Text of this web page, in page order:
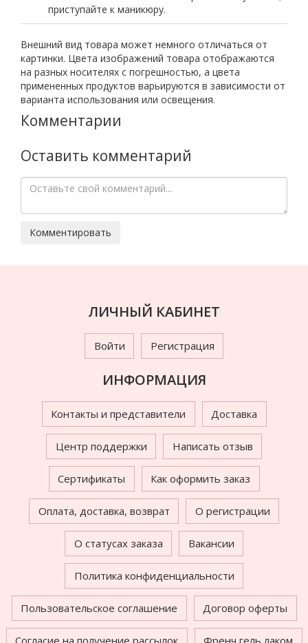
приступайте к маникюру.
Внешний вид товара может немного отличаться от
картинки. Цвета изображений товара отображаются
на разных носителях с погрешностью, а цвета
примененных продуктов варьируются в зависимости от
варианта использования или освещения.
Комментарии
Оставить комментарий
ЛИЧНЫЙ КАБИНЕТ
Войти Регистрация
ИНФОРМАЦИЯ
Контакты и представители Доставка
Центр поддержки Написать отзыв
Сертификаты Как оформить заказ
Оплата, доставка, возврат О регистрации
О статусах заказа Вакансии
Политика конфиденциальности
Пользовательское соглашение Договор оферты
Согласие на получение рассылок Френч гель лаком